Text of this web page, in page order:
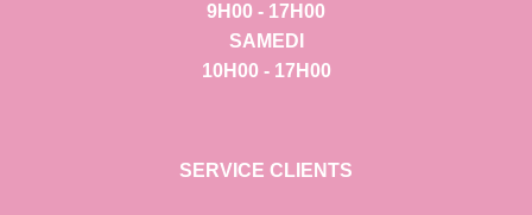
9H00 - 17H00
SAMEDI
10H00 - 17H00
SERVICE CLIENTS